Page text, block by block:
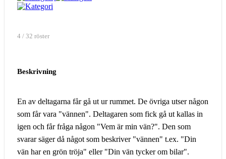
4 / 32 röster
Beskrivning
En av deltagarna får gå ut ur rummet. De övriga utser någon
som får vara "vännen". Deltagaren som fick gå ut kallas in
igen och får fråga någon "Vem är min vän?". Den som
svarar säger då något som beskriver "vännen" t.ex. "Din
vän har en grön tröja" eller "Din vän tycker om bilar".